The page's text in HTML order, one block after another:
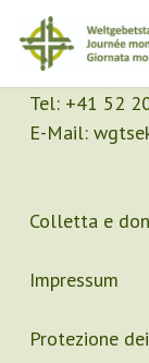
Contatto
Segretariato
Tel: +41 52
E-Mail:
Colletta e
Impressum
Protezione